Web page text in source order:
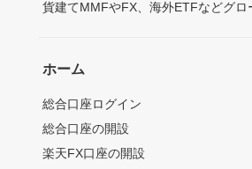
貨建てMMFやFX、海外ETFなどグ
ホーム
総合口座ログイン
総合口座の開設
楽天FX口座の開設